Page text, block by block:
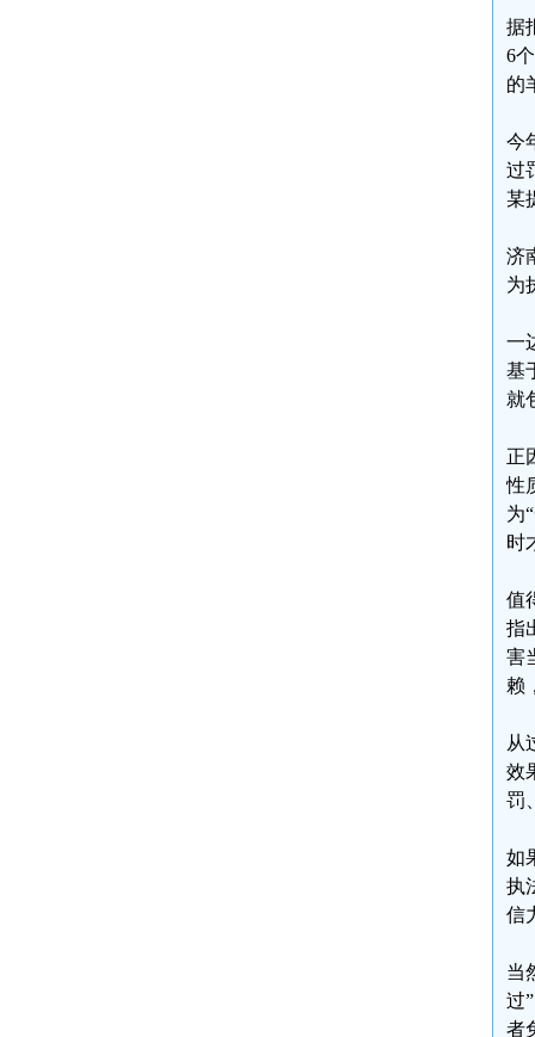
据
6
的
今
过
某
济
为
一
基
就
正
性
为
时
值
指
害
赖
从
效
罚
如
执
信
当
过
者